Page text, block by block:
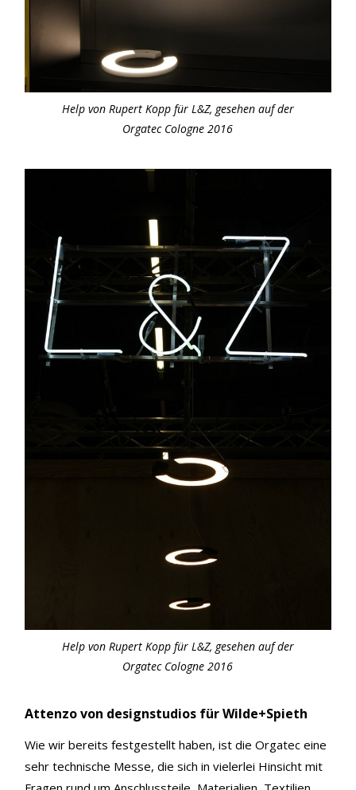
Help von Rupert Kopp für L&Z, gesehen auf der
Orgatec Cologne 2016
Help von Rupert Kopp für L&Z, gesehen auf der
Orgatec Cologne 2016
Attenzo von designstudios für Wilde+Spieth
Wie wir bereits festgestellt haben, ist die Orgatec eine
sehr technische Messe, die sich in vielerlei Hinsicht mit